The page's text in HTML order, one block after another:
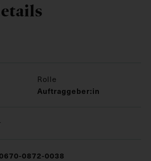
Rolle
Auftraggeber:in
0872-0038